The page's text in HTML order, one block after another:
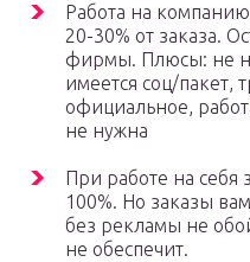
Работа на
20-30% от заказа.
фирмы. Плюсы: не
имеется соц/пакет,
официальное,
не нужна
При работе на себя
100%. Но заказы
без рекламы не
не обеспечит.